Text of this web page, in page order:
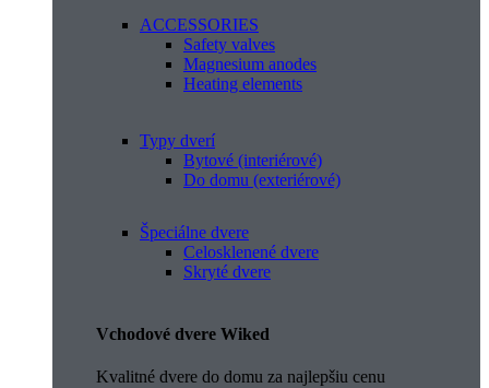
ACCESSORIES
Safety valves
Magnesium anodes
Heating elements
Typy dverí
Bytové (interiérové)
Do domu (exteriérové)
Špeciálne dvere
Celosklenené dvere
Skryté dvere
Vchodové dvere Wiked
Kvalitné dvere do domu za najlepšiu cenu